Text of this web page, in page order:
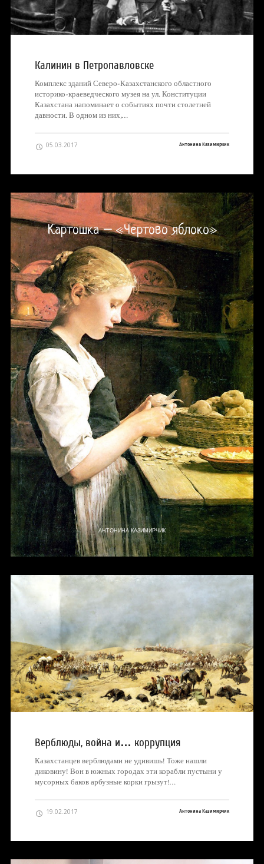
Калинин в Петропавловске
Комплекс зданий Северо-Казахстанского областного
историко-краеведческого музея на ул. Конституции
Казахстана напоминает о событиях почти столетней
давности. В одном из них,…
05.03.2017 Антонина Казимирчик
Картошка – «Чертово яблоко»
АНТОНИНА КАЗИМИРЧИК
Верблюды, война и… коррупция
Казахстанцев верблюдами не удивишь! Тоже нашли
диковину! Вон в южных городах эти корабли пустыни у
мусорных баков арбузные корки грызут!…
19.02.2017 Антонина Казимирчик